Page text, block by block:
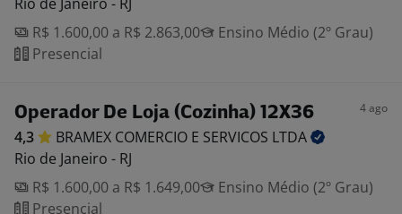
R$ 1.600,00 a R$ 2.863,00
Ensino Médio (2º Grau)
Presencial
Operador De Loja (Cozinha) 12X36 4 ago
4,3 BRAMEX COMERCIO E SERVICOS LTDA
Rio de Janeiro - RJ
R$ 1.600,00 a R$ 1.649,00
Ensino Médio (2º Grau)
Presencial